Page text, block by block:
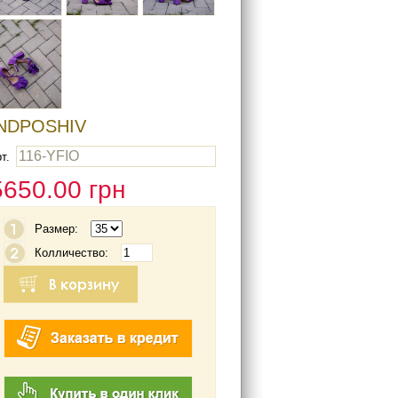
116-YFIO
грн
Размер:
Колличество: